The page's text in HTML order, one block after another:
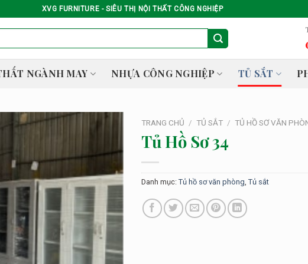
XVG FURNITURE - SIÊU THỊ NỘI THẤT CÔNG NGHIỆP
NGÀNH MAY NHỰA CÔNG NGHIỆP TỦ SẮT
TRANG CHỦ / TỦ SẮT / TỦ HỒ SƠ VĂN
Tủ Hồ Sơ 34
Danh mục: Tủ hồ sơ văn phòng Tủ sắt